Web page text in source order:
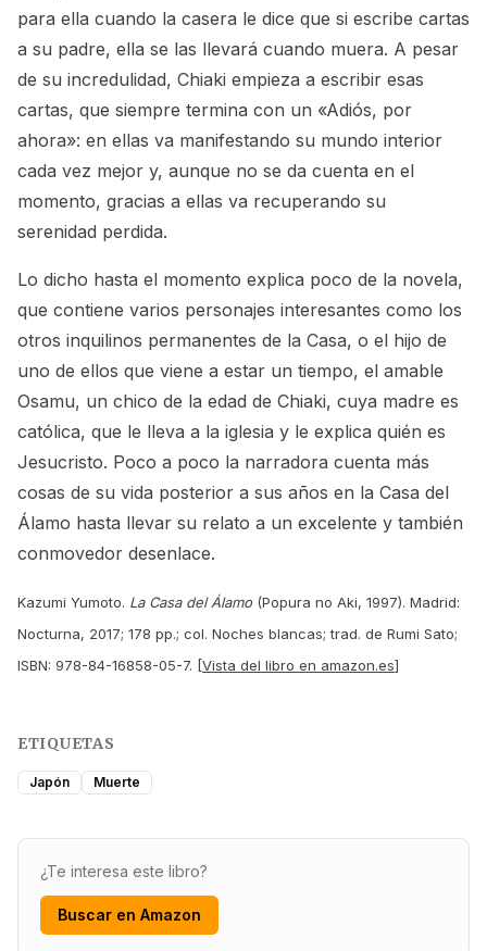
para ella cuando la casera le dice que si escribe cartas
a su padre, ella se las llevará cuando muera. A pesar
de su incredulidad, Chiaki empieza a escribir esas
cartas, que siempre termina con un «Adiós, por
ahora»: en ellas va manifestando su mundo interior
cada vez mejor y, aunque no se da cuenta en el
momento, gracias a ellas va recuperando su
serenidad perdida.
Lo dicho hasta el momento explica poco de la novela,
que contiene varios personajes interesantes como los
otros inquilinos permanentes de la Casa, o el hijo de
uno de ellos que viene a estar un tiempo, el amable
Osamu, un chico de la edad de Chiaki, cuya madre es
católica, que le lleva a la iglesia y le explica quién es
Jesucristo. Poco a poco la narradora cuenta más
cosas de su vida posterior a sus años en la Casa del
Álamo hasta llevar su relato a un excelente y también
conmovedor desenlace.
Kazumi Yumoto. La Casa del Álamo(Popura no Aki, 1997). Madrid:
Nocturna, 2017; 178 pp.; col. Noches blancas; trad. de Rumi Sato;
ISBN: 978-84-16858-05-7. [Vista del libro en amazon.es]
ETIQUETAS
Japón Muerte
¿Te interesa este libro?
Buscar en Amazon